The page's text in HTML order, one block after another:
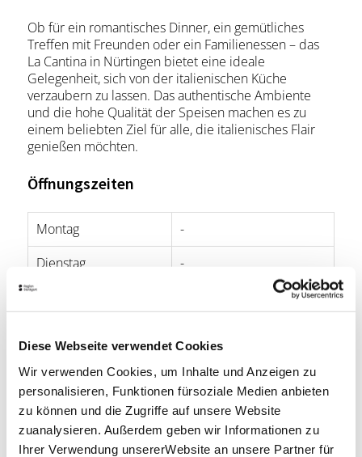
Diese Webseite verwendet Cookies
Wir verwenden Cookies, um Inhalte und Anzeigen zu
personalisieren, Funktionen fürsoziale Medien anbieten
zu können und die Zugriffe auf unsere Website
zuanalysieren. Außerdem geben wir Informationen zu
Ihrer Verwendung unsererWebsite an unsere Partner für
Ob für ein romantisches Dinner, ein gemütliches
Treffen mit Freunden oder ein Familienessen – das
La Cantina in Nürtingen bietet eine ideale
Gelegenheit, sich von der italienischen Küche
verzaubern zu lassen. Das authentische Ambiente
und die hohe Qualität der Speisen machen es zu
einem beliebten Ziel für alle, die italienisches Flair
genießen möchten.
Öffnungszeiten
Montag
-
Dienstag
-
Mittwoch
17:00 - 23:00
Samstag
11:00 - 14:00
17:00 - 23:00
Sonntag
-